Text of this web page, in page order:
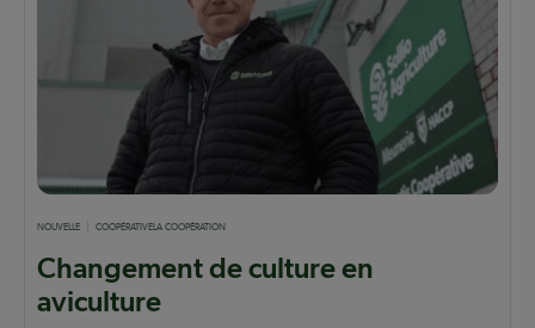
NOUVELLE COOPÉRATIVELA COOPÉRATION
Changement de culture en
aviculture